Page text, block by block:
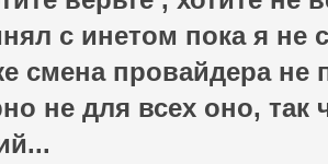
с инетом пока я не
смена провайдера не
не для всех оно,